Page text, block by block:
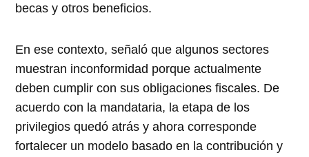
becas y otros beneficios.
En ese contexto, señaló que algunos sectores
muestran inconformidad porque actualmente
deben cumplir con sus obligaciones fiscales. De
acuerdo con la mandataria, la etapa de los
privilegios quedó atrás y ahora corresponde
fortalecer un modelo basado en la contribución y